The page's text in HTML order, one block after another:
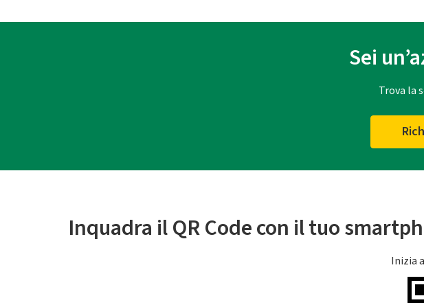
Sei
Trova la
Inquadra il QR Code con il tuo
Inizia